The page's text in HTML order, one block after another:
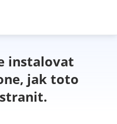
instalovat
jak toto